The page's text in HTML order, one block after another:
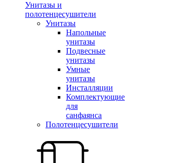
Унитазы и
полотенцесушители
Унитазы
Напольные
унитазы
Подвесные
унитазы
Умные
унитазы
Инсталляции
Комплектующие
для
санфаянса
Полотенцесушители